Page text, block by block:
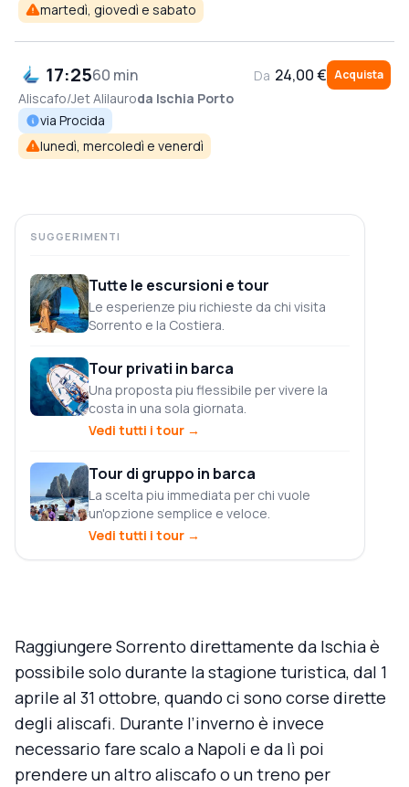
martedì, giovedì e sabato
17:2560 min Da 24,00 € Acquista
Aliscafo/JetAlilauroda Ischia Porto
via Procida
lunedì, mercoledì e venerdì
SUGGERIMENTI
Tutte le escursioni e tour
Le esperienze piu richieste da chi visita
Sorrento e la Costiera.
Tour privati in barca
Una proposta piu flessibile per vivere la
costa in una sola giornata.
Vedi tutti i tour →
Tour di gruppo in barca
La scelta piu immediata per chi vuole
un'opzione semplice e veloce.
Vedi tutti i tour →
Raggiungere Sorrento direttamente da Ischia è
possibile solo durante la stagione turistica, dal 1
aprile al 31 ottobre, quando ci sono corse dirette
degli aliscafi. Durante l’inverno è invece
necessario fare scalo a Napoli e da lì poi
prendere un altro aliscafo o un treno per